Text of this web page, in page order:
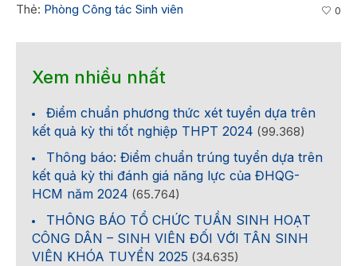
Thẻ: Phòng Công tác Sinh viên 0
Xem nhiều nhất
Điểm chuẩn phương thức xét tuyển dựa trên
kết quả kỳ thi tốt nghiệp THPT 2024 (99.368)
Thông báo: Điểm chuẩn trúng tuyển dựa trên
kết quả kỳ thi đánh giá năng lực của ĐHQG-
HCM năm 2024 (65.764)
THÔNG BÁO TỔ CHỨC TUẦN SINH HOẠT
CÔNG DÂN – SINH VIÊN ĐỐI VỚI TÂN SINH
VIÊN KHÓA TUYỂN 2025 (34.635)